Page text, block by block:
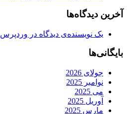
آخرین دیدگاه‌ها
یک نویسنده‌ی دیدگاه در وردپرس
بایگانی‌ها
جولای 2026
نوامبر 2025
می 2025
آوریل 2025
مارس 2025